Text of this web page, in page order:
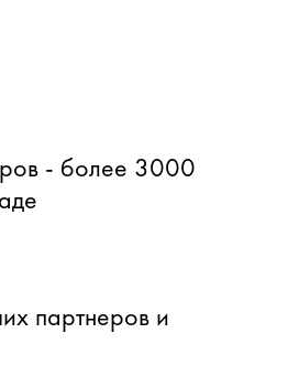
- более 3000
партнеров и